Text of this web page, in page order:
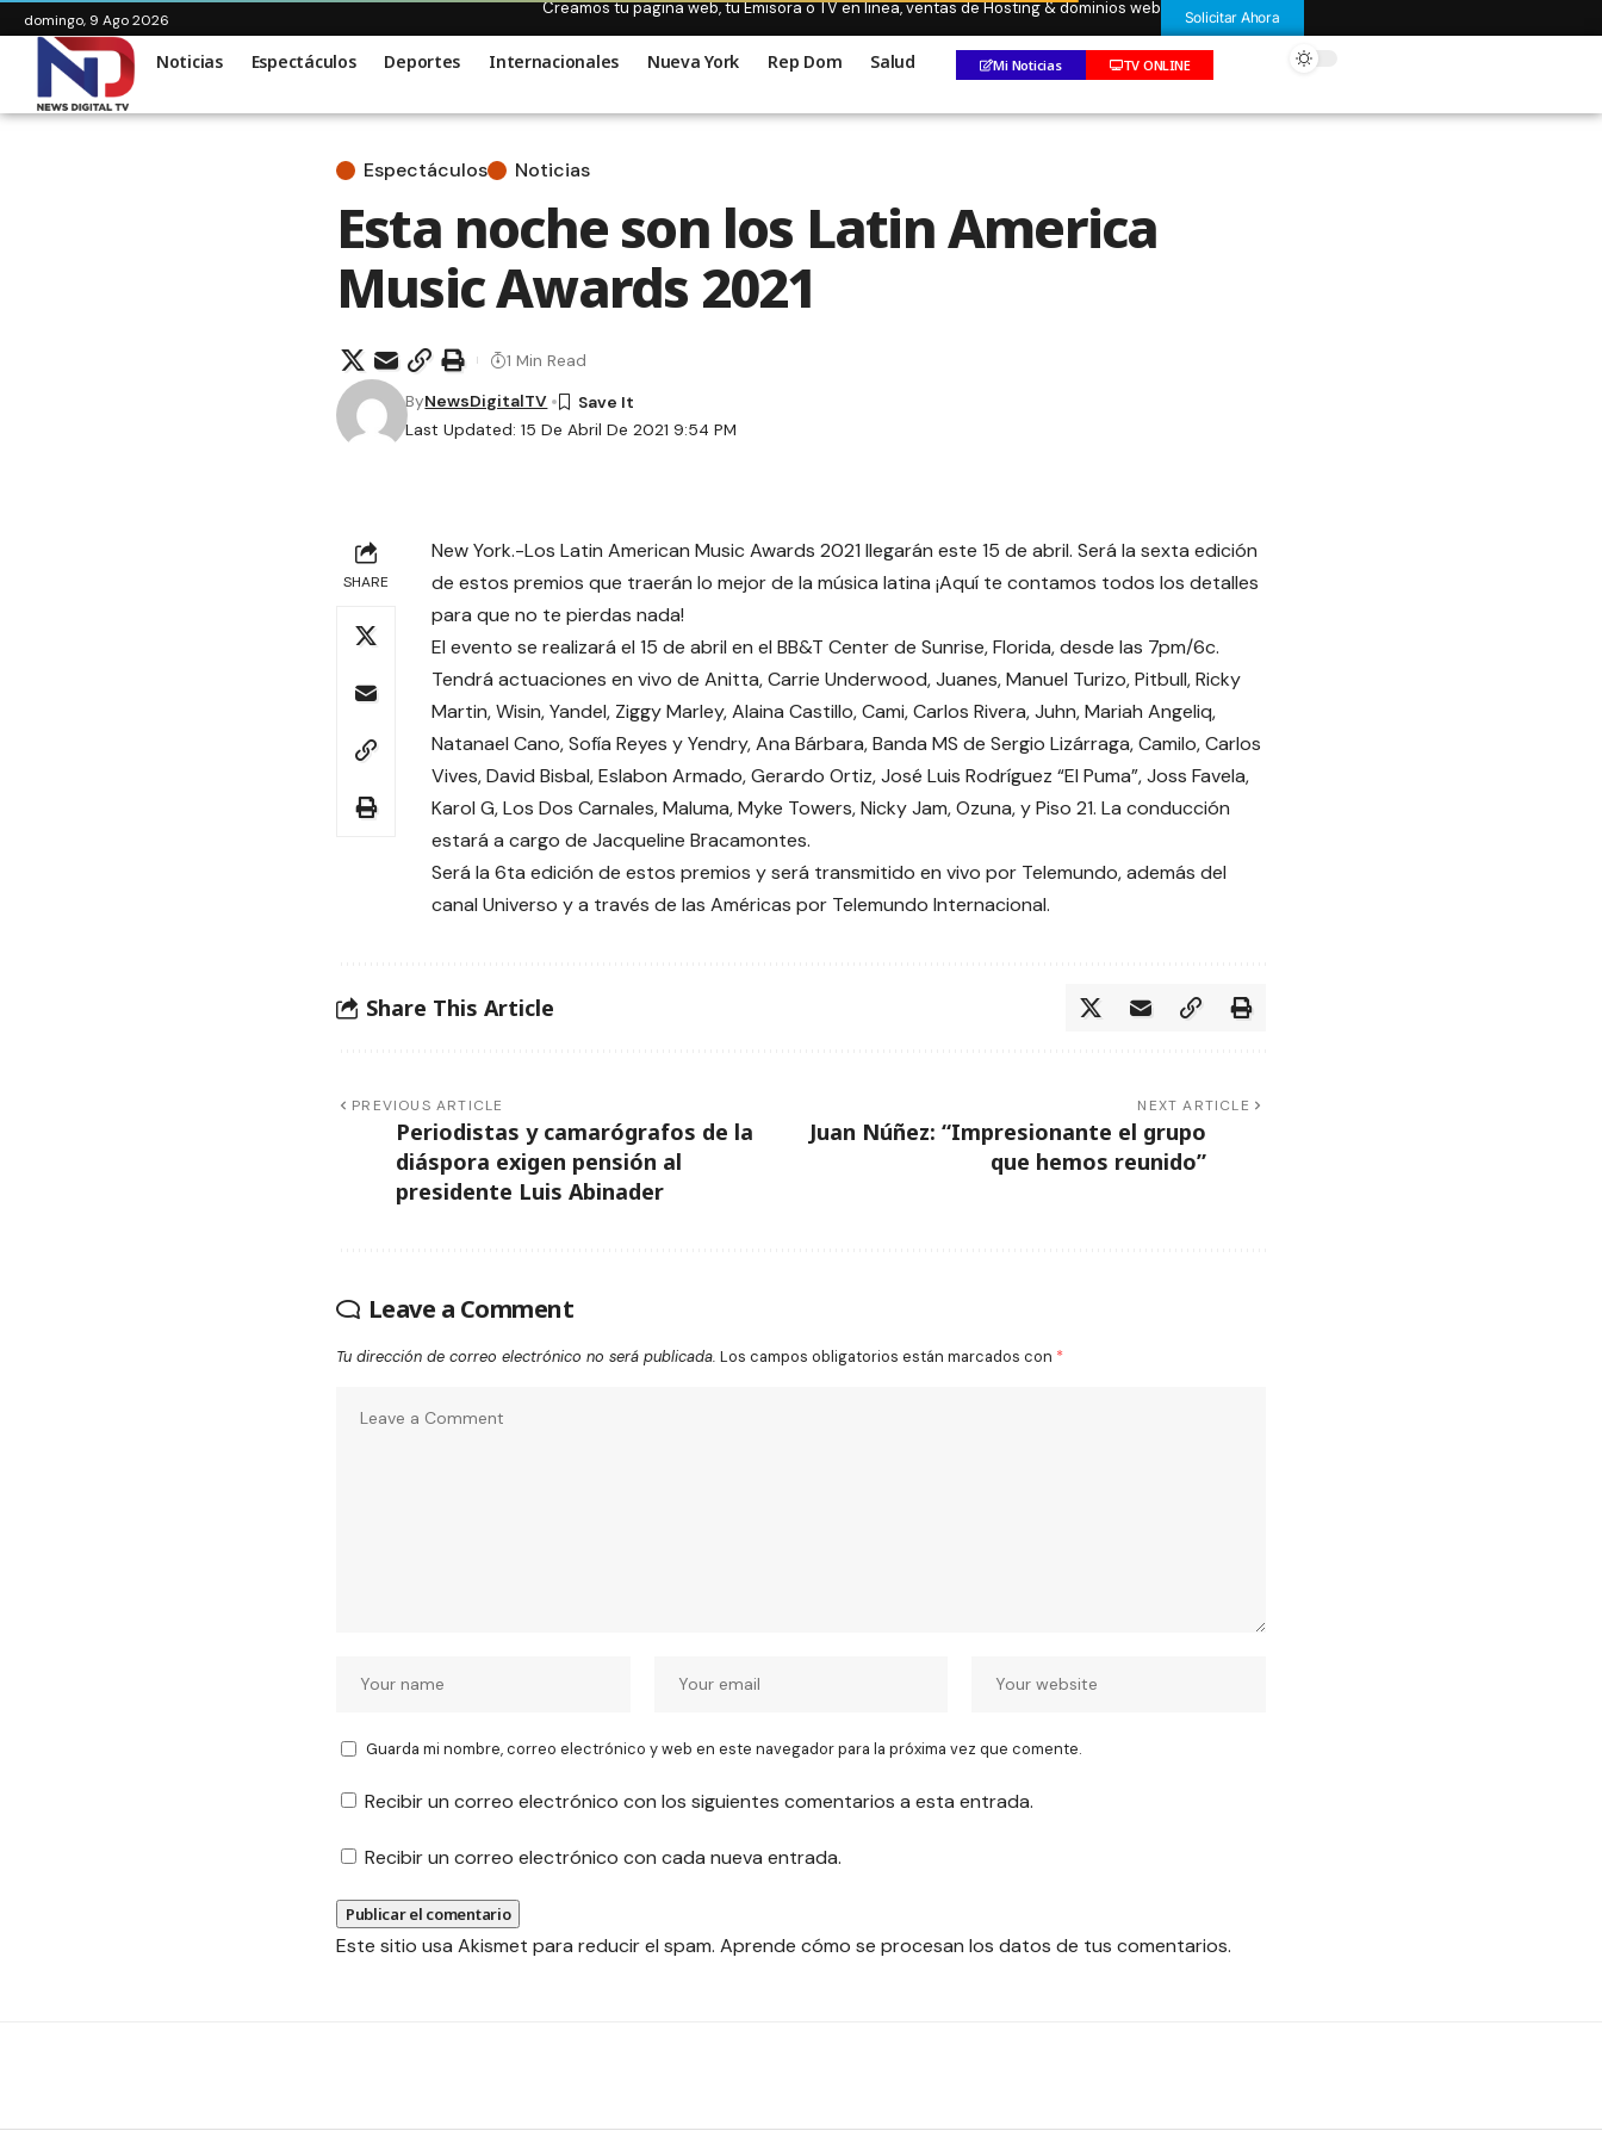
domingo, 9 Ago 2026
Creamos tu pagina web, tu Emisora o TV en linea, ventas de Hosting & dominios web Solicitar Ahora
Noticias Espectáculos Deportes Internacionales Nueva York Rep Dom Salud Mi Noticias TV ONLINE
Espectáculos Noticias
Esta noche son los Latin America
Music Awards 2021
Last Updated: 15 De Abril De 2021 9:54 PM
ByNewsDigitalTV
1 Min Read
SHARE
New York.-Los Latin American Music Awards 2021 llegarán este 15 de abril. Será la sexta edición
de estos premios que traerán lo mejor de la música latina ¡Aquí te contamos todos los detalles
para que no te pierdas nada!
El evento se realizará el 15 de abril en el BB&T Center de Sunrise, Florida, desde las 7pm/6c.
Tendrá actuaciones en vivo de Anitta, Carrie Underwood, Juanes, Manuel Turizo, Pitbull, Ricky
Martin, Wisin, Yandel, Ziggy Marley, Alaina Castillo, Cami, Carlos Rivera, Juhn, Mariah Angeliq,
Natanael Cano, Sofía Reyes y Yendry, Ana Bárbara, Banda MS de Sergio Lizárraga, Camilo, Carlos
Vives, David Bisbal, Eslabon Armado, Gerardo Ortiz, José Luis Rodríguez “El Puma”, Joss Favela,
Karol G, Los Dos Carnales, Maluma, Myke Towers, Nicky Jam, Ozuna, y Piso 21. La conducción
estará a cargo de Jacqueline Bracamontes.
Será la 6ta edición de estos premios y será transmitido en vivo por Telemundo, además del
canal Universo y a través de las Américas por Telemundo Internacional.
Share This Article
PREVIOUS ARTICLE
Periodistas y camarógrafos de la
diáspora exigen pensión al
presidente Luis Abinader
NEXT ARTICLE
Juan Núñez: “Impresionante el grupo
que hemos reunido”
Leave a Comment
Tu dirección de correo electrónico no será publicada. Los campos obligatorios están marcados con *
Guarda mi nombre, correo electrónico y web en este navegador para la próxima vez que comente.
Recibir un correo electrónico con los siguientes comentarios a esta entrada.
Recibir un correo electrónico con cada nueva entrada.
Este sitio usa Akismet para reducir el spam. Aprende cómo se procesan los datos de tus comentarios.